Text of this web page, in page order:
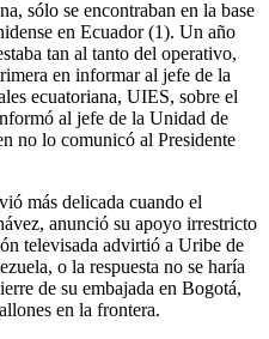
sólo se encontraban en la base
en Ecuador (1). Un año
tan al tanto del operativo,
en informar al jefe de la
ecuatoriana, UIES, sobre el
al jefe de la Unidad de
no lo comunicó al Presidente
más delicada cuando el
anunció su apoyo irrestricto
televisada advirtió a Uribe de
o la respuesta no se haría
de su embajada en Bogotá,
en la frontera.